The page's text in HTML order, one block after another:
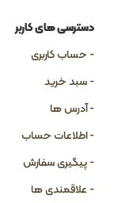
دسترسی های کاربر
- حساب کاربری
- سبد خرید
- آدرس ها
- اطلاعات حساب
- پیگیری سفارش
- علاقمندی ها